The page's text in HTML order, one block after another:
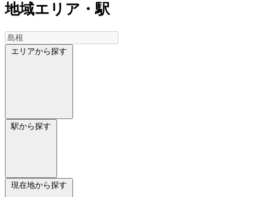
地域エリア・駅
エリアから探す
駅から探す
現在地から探す